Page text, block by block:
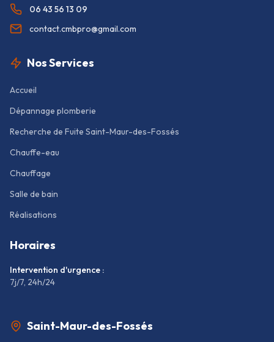
06 43 56 13 09
contact.cmbpro@gmail.com
Nos Services
Accueil
Dépannage plomberie
Recherche de Fuite Saint-Maur-des-Fossés
Chauffe-eau
Chauffage
Salle de bain
Réalisations
Horaires
Intervention d'urgence :
7j/7, 24h/24
Saint-Maur-des-Fossés